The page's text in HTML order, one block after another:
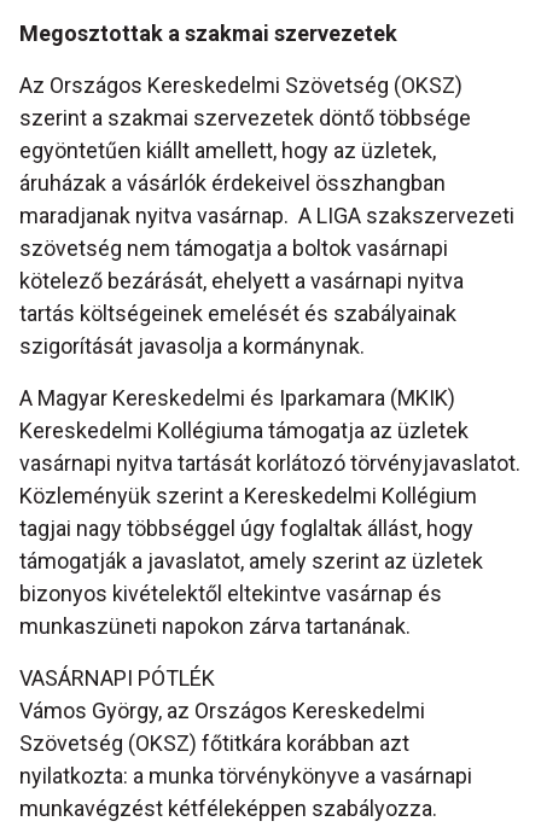
Megosztottak a szakmai szervezetek
Az Országos Kereskedelmi Szövetség (OKSZ)
szerint a szakmai szervezetek döntő többsége
egyöntetűen kiállt amellett, hogy az üzletek,
áruházak a vásárlók érdekeivel összhangban
maradjanak nyitva vasárnap. A LIGA szakszervezeti
szövetség nem támogatja a boltok vasárnapi
kötelező bezárását, ehelyett a vasárnapi nyitva
tartás költségeinek emelését és szabályainak
szigorítását javasolja a kormánynak.
A Magyar Kereskedelmi és Iparkamara (MKIK)
Kereskedelmi Kollégiuma támogatja az üzletek
vasárnapi nyitva tartását korlátozó törvényjavaslatot.
Közleményük szerint a Kereskedelmi Kollégium
tagjai nagy többséggel úgy foglaltak állást, hogy
támogatják a javaslatot, amely szerint az üzletek
bizonyos kivételektől eltekintve vasárnap és
munkaszüneti napokon zárva tartanának.
VASÁRNAPI PÓTLÉK
Vámos György, az Országos Kereskedelmi
Szövetség (OKSZ) főtitkára korábban azt
nyilatkozta: a munka törvénykönyve a vasárnapi
munkavégzést kétféleképpen szabályozza.